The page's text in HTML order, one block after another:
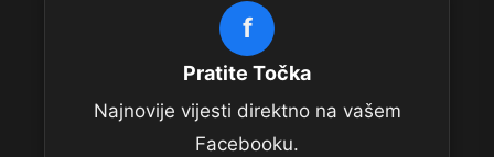
f
Pratite Točka
Najnovije vijesti direktno na vašem
Facebooku.